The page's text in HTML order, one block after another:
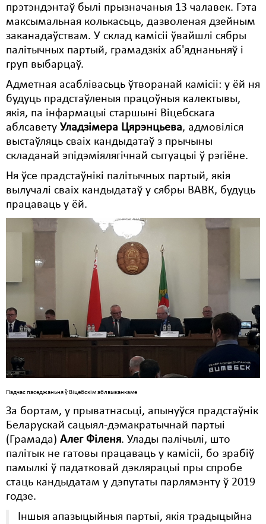
прэтэндэнтаў былі прызначаныя 13 чалавек. Гэта
максымальная колькасьць, дазволеная дзейным
заканадаўствам. У склад камісіі ўвайшлі сябры
палітычных партый, грамадзкіх аб'яднаньняў і
груп выбарцаў.
Адметная асаблівасьць ўтворанай камісіі: у ёй ня
будуць прадстаўленыя працоўныя калектывы,
якія, па інфармацыі старшыні Віцебскага
аблсавету Уладзімера Цярэнцьева, адмовіліся
выстаўляць сваіх кандыдатаў з прычыны
складанай эпідэміялягічнай сытуацыі ў рэгіёне.
Ня ўсе прадстаўнікі палітычных партый, якія
вылучалі сваіх кандыдатаў у сябры ВАВК, будуць
працаваць у ёй.
Падчас паседжаньня ў Віцебскім аблвыканкаме
За бортам, у прыватнасьці, апынуўся прадстаўнік
Беларускай сацыял-дэмакратычнай партыі
(Грамада) Алег Філеня. Улады палічылі, што
палітык не гатовы працаваць у камісіі, бо зрабіў
памылкі ў падатковай дэклярацыі пры спробе
стаць кандыдатам у дэпутаты парлямэнту ў 2019
годзе.
Іншыя апазыцыйныя партыі, якія традыцыйна
Свабода слова
Свабода сумленьня
Сьмяротнае пакараньне
Экалёгія
Правы працоўных
Сацыяльныя правы